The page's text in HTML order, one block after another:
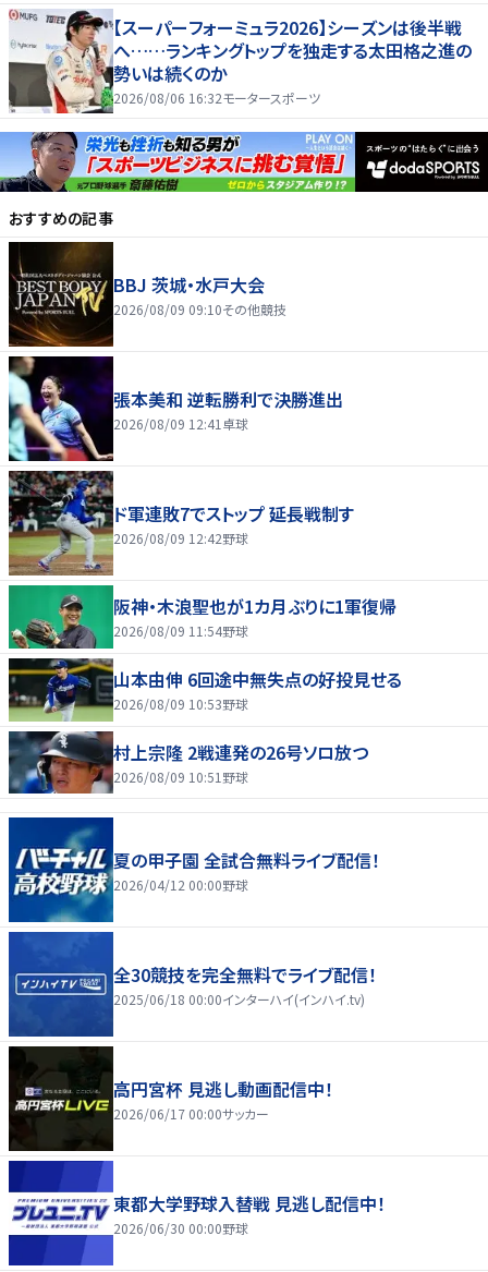
【スーパーフォーミュラ2026】シーズンは後半戦
へ……ランキングトップを独走する太田格之進の
勢いは続くのか
2026/08/06 16:32モータースポーツ
おすすめの記事
BBJ 茨城・水戸大会
2026/08/09 09:10その他競技
張本美和 逆転勝利で決勝進出
2026/08/09 12:41 卓球
ド軍連敗7でストップ 延長戦制す
2026/08/09 12:42野球
阪神・木浪聖也が1カ月ぶりに1軍復帰
2026/08/09 11:54野球
山本由伸 6回途中無失点の好投見せる
2026/08/09 10:53野球
村上宗隆 2戦連発の26号ソロ放つ
2026/08/09 10:51 野球
夏の甲子園 全試合無料ライブ配信！
2026/04/12 00:00野球
全30競技を完全無料でライブ配信！
2025/06/18 00:00インターハイ(インハイ.tv)
高円宮杯 見逃し動画配信中！
2026/06/17 00:00サッカー
東都大学野球入替戦 見逃し配信中！
2026/06/30 00:00野球